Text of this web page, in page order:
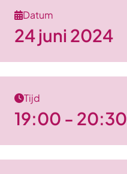
Datum
24 juni 2024
Tijd
19:00 - 20:30